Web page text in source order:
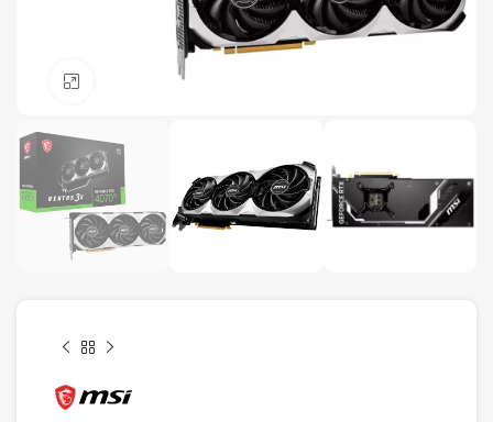
Click to enlarge